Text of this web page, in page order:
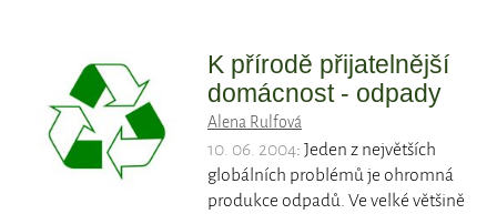
K přírodě přijatelnější
domácnost - odpady
Alena Rulfová
10. 06. 2004: Jeden z největších
globálních problémů je ohromná
produkce odpadů. Ve velké většině